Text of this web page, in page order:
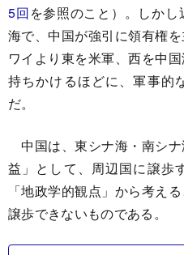
5回を参照のこと）。しか
海で、中国が強引に領有権
ワイより東を米軍、西を中
持ちかけるほどに、軍事的
だ。
中国は、東シナ海・南シ
益」として、周辺国に譲歩
「地政学的観点」から考え
譲歩できないものである。